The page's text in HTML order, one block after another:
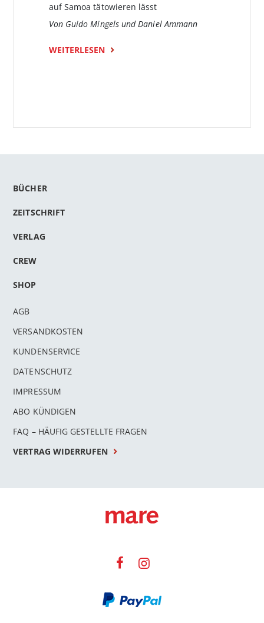
auf Samoa tätowieren lässt
Von Guido Mingels und Daniel Ammann
WEITERLESEN
BÜCHER
ZEITSCHRIFT
VERLAG
CREW
SHOP
AGB
VERSANDKOSTEN
KUNDENSERVICE
DATENSCHUTZ
IMPRESSUM
ABO KÜNDIGEN
FAQ – HÄUFIG GESTELLTE FRAGEN
VERTRAG WIDERRUFEN